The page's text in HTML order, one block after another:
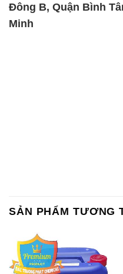
Đông B, Quận Bình
Minh
SẢN PHẨM TƯƠNG